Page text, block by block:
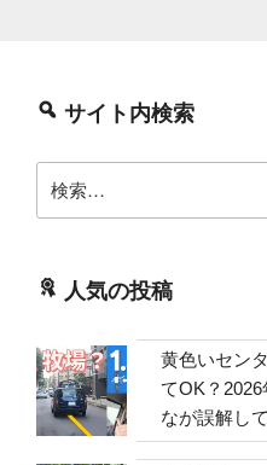
サイト内検索
索:
人気の投稿
黄色いセン
てOK？
なが誤解し